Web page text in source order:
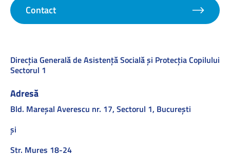
Contact
Direcţia Generală de Asistenţă Socială şi Protecţia Copilului
Sectorul 1
Adresă
Bld. Mareşal Averescu nr. 17, Sectorul 1, Bucureşti
și
Str. Mures 18-24